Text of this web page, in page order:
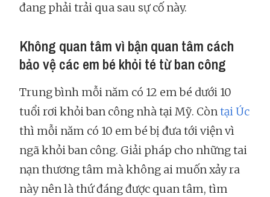
đang phải trải qua sau sự cố này.
Không quan tâm vì bận quan tâm cách
bảo vệ các em bé khỏi té từ ban công
Trung bình mỗi năm có 12 em bé dưới 10
tuổi rơi khỏi ban công nhà tại Mỹ. Còntại Úc
thì mỗi năm có 10 em bé bị đưa tới viện vì
ngã khỏi ban công. Giải pháp cho những tai
nạn thương tâm mà không ai muốn xảy ra
này nên là thứ đáng được quan tâm, tìm